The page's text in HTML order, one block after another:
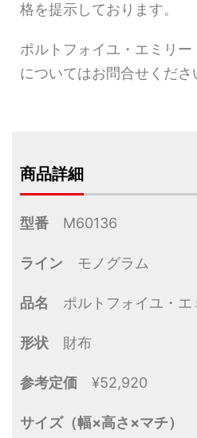
格を提示しております。
ポルトフォイユ・エミリ
についてはお問合せくださ
商品詳細
型番 M60136
ライン モノグラム
品名 ポルトフォイユ・エ
形状 財布
参考定価 ¥52,920
サイズ（幅×高さ×マチ）